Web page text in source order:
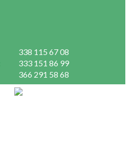
338 115 67 08
333 151 86 99
366 291 58 68